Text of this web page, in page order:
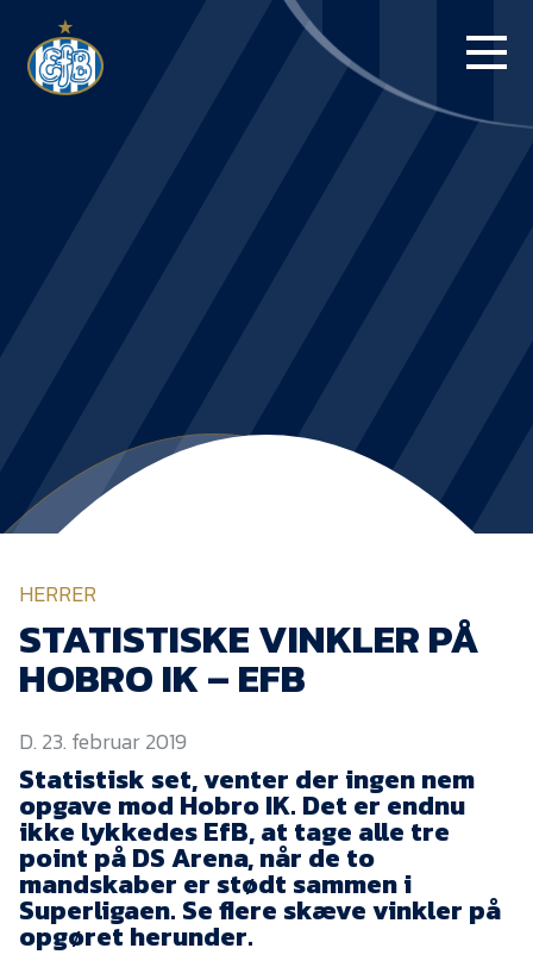
BLUE WATER
NYHEDER
EfB Akademi
Sydvestjysk Fodbold
Samarbejde
Partnere
Blue Water Arena
Aktionærinformation
HERRER
STATISTISKE VINKLER PÅ
HOBRO IK – EFB
D. 23. februar 2019
Statistisk set, venter der ingen nem
opgave mod Hobro IK. Det er endnu
ikke lykkedes EfB, at tage alle tre
point på DS Arena, når de to
mandskaber er stødt sammen i
Superligaen. Se flere skæve vinkler på
opgøret herunder.